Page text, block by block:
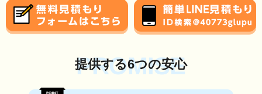
PROMISE
提供する6つの安心